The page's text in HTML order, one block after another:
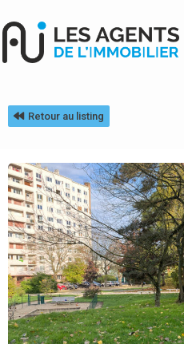
Retour au listing